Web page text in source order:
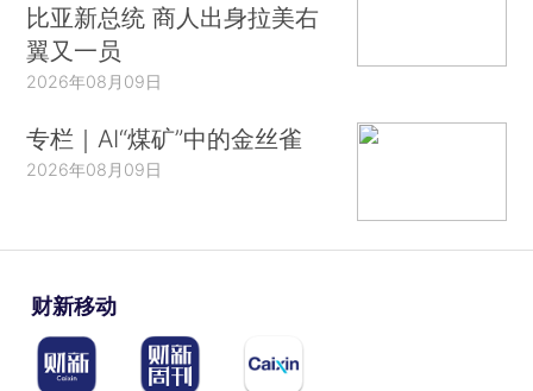
比亚新总统 商人出身拉美右
翼又一员
2026年08月09日
专栏｜AI“煤矿”中的金丝雀
2026年08月09日
财新移动